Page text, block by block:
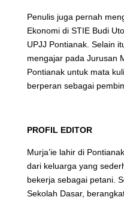
Penulis juga pernah
Ekonomi di STIE Budi
UPJJ Pontianak. Selain
mengajar pada Jurusan
Pontianak untuk mata
berperan sebagai
PROFIL EDITOR
Murja’ie lahir di
dari keluarga yang
bekerja sebagai petani.
Sekolah Dasar,